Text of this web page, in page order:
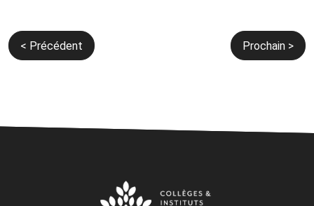
Navigation
< Précédent Prochain >